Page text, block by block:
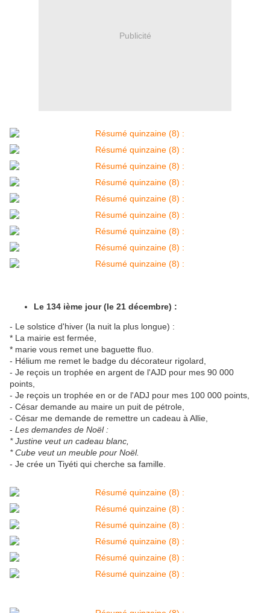
Publicité
Le 134 ième jour (le 21 décembre) :
- Le solstice d'hiver (la nuit la plus longue) :
* La mairie est fermée,
* marie vous remet une baguette fluo.
- Hélium me remet le badge du décorateur rigolard,
- Je reçois un trophée en argent de l'AJD pour mes 90 000
points,
- Je reçois un trophée en or de l'ADJ pour mes 100 000 points,
- César demande au maire un puit de pétrole,
- César me demande de remettre un cadeau à Allie,
- Les demandes de Noël :
* Justine veut un cadeau blanc,
* Cube veut un meuble pour Noël.
- Je crée un Tiyéti qui cherche sa famille.